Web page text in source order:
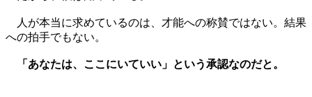
人が本当に求めているのは、才能への称賛ではない。結果
への拍手でもない。
「あなたは、ここにいていい」という承認なのだと。